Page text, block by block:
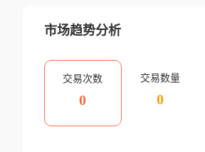
市场趋势分析
交易次数
0
交易数量
0